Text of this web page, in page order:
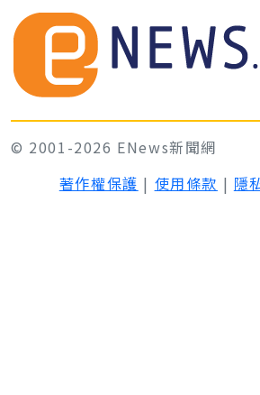
© 2001-2026 ENews新聞網
著作權保護 | 使用條款 | 隱